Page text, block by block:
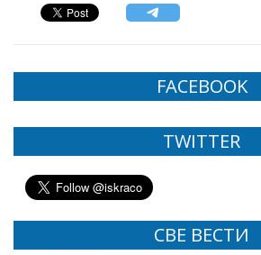
FACEBOOK
TWITTER
СВЕ ВЕСТИ